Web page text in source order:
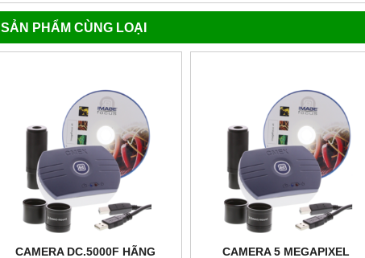
SẢN PHẨM CÙNG LOẠI
CAMERA DC.5000F HÃNG
CAMERA 5 MEGAPIXEL